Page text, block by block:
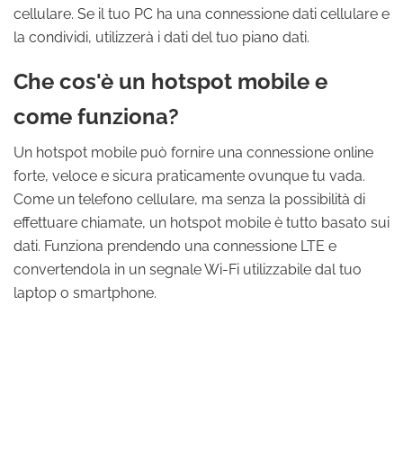
cellulare. Se il tuo PC ha una connessione dati cellulare e
la condividi, utilizzerà i dati del tuo piano dati.
Che cos'è un hotspot mobile e
come funziona?
Un hotspot mobile può fornire una connessione online
forte, veloce e sicura praticamente ovunque tu vada.
Come un telefono cellulare, ma senza la possibilità di
effettuare chiamate, un hotspot mobile è tutto basato sui
dati. Funziona prendendo una connessione LTE e
convertendola in un segnale Wi-Fi utilizzabile dal tuo
laptop o smartphone.